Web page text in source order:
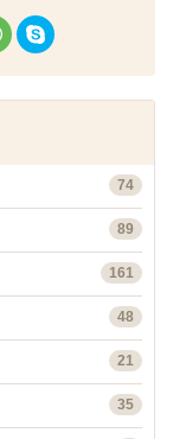
74
89
161
48
21
35